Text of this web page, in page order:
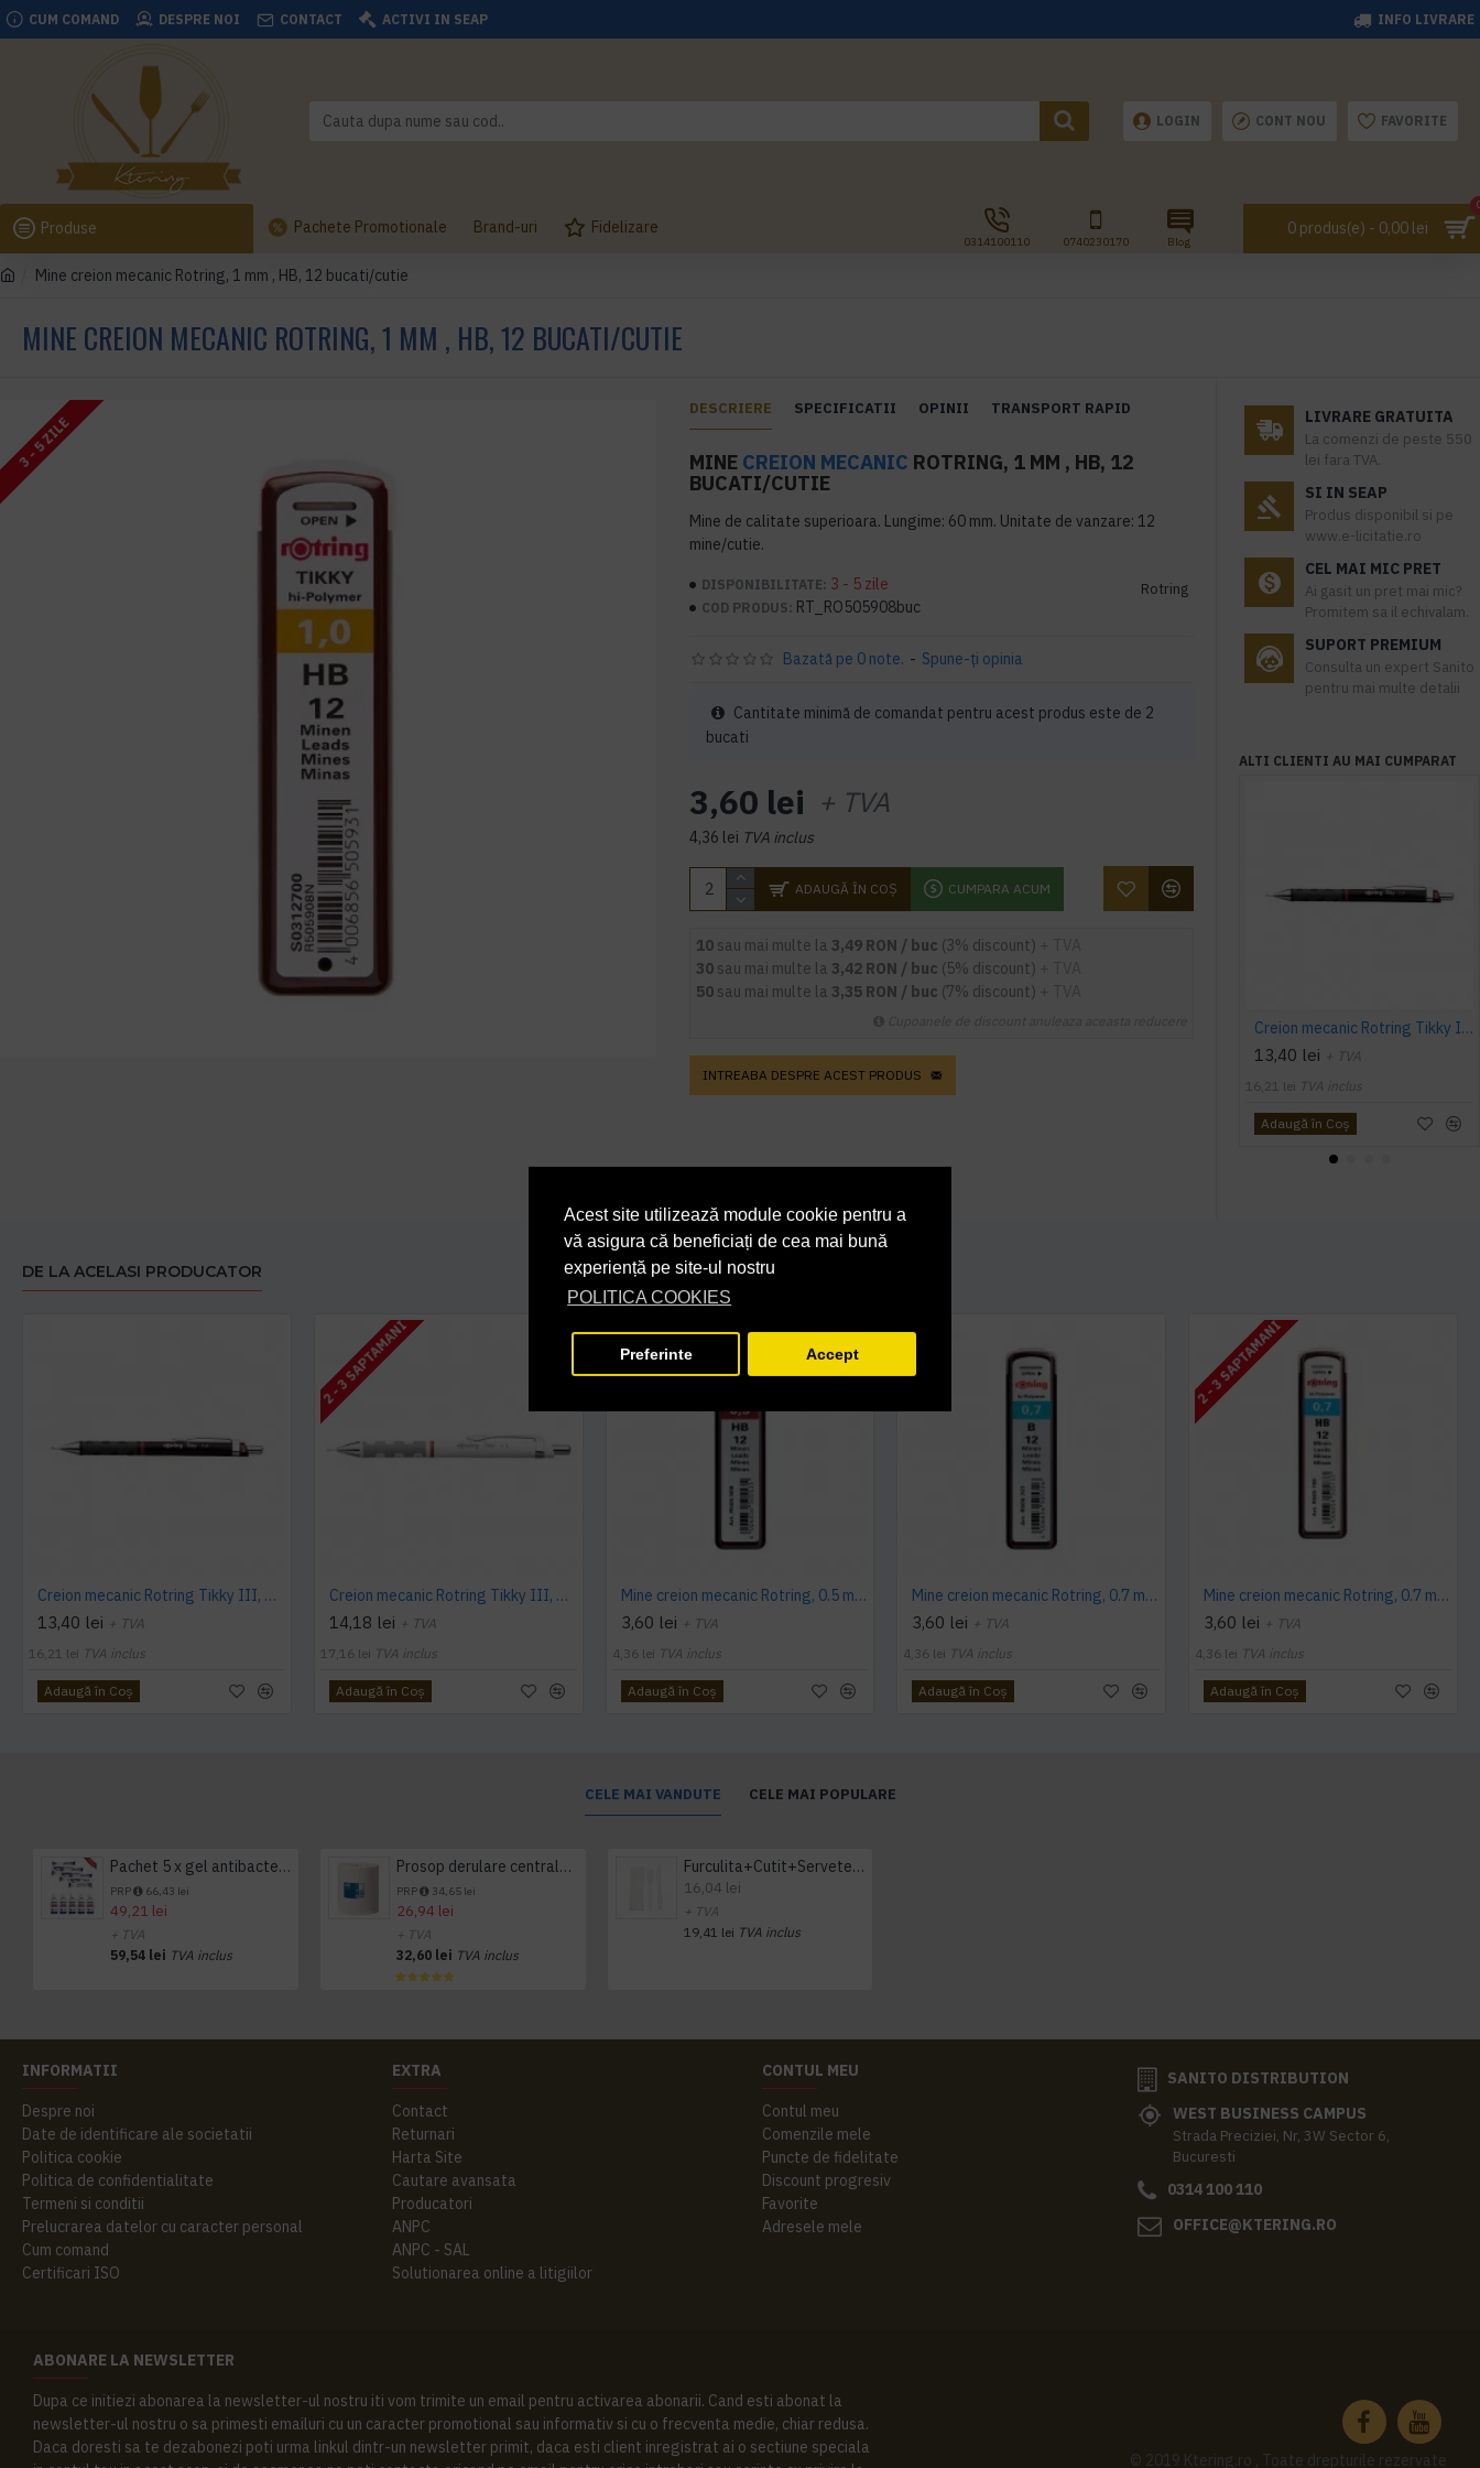
Acest site utilizează module cookie pentru a
vă asigura că beneficiați de cea mai bună
experiență pe site-ul nostru
POLITICA COOKIES
Preferinte Accept
CUM COMAND DESPRE NOI CONTACT ACTIVI IN SEAP INFO LIVRARE
LOGIN CONT NOU FAVORITE
Produse Pachete Promotionale Brand-uri Fidelizare
0314100110 0740230170 Blog
0 produs(e) - 0,00 lei
Mine creion mecanic Rotring, 1 mm , HB, 12 bucati/cutie
MINE CREION MECANIC ROTRING, 1 MM , HB, 12 BUCATI/CUTIE
3 - 5 ZILE
DESCRIERE SPECIFICATII OPINII TRANSPORT RAPID
MINE CREION MECANIC ROTRING, 1 MM , HB, 12
BUCATI/CUTIE
Mine de calitate superioara. Lungime: 60 mm. Unitate de vanzare: 12
mine/cutie.
DISPONIBILITATE: 3 - 5 zile
COD PRODUS: RT_RO505908buc
Rotring
Bazată pe 0 note. - Spune-ţi opinia
3,60 lei + TVA
4,36 lei TVA inclus
ADAUGĂ ÎN COŞ CUMPARA ACUM
Cantitate minimă de comandat pentru acest produs este de 2
bucati
10 sau mai multe la 3,49 RON / buc (3% discount)
30 sau mai multe la 3,42 RON / buc (5% discount)
50 sau mai multe la 3,35 RON / buc (7% discount)
INTREABA DESPRE ACEST PRODUS
LIVRARE GRATUITA
La comenzi de peste 550
lei fara TVA.
SI IN SEAP
Produs disponibil si pe
www.e-licitatie.ro
CEL MAI MIC PRET
Ai gasit un pret mai mic?
Promitem sa il echivalam.
SUPORT PREMIUM
Consulta un expert Sanito
pentru mai multe detalii
ALTI CLIENTI AU MAI CUMPARAT
Creion mecanic Rotring Tikky III, mina 1 mm, negru
13,40 lei + TVA
16,21 lei TVA inclus
Adaugă în Coş
DE LA ACELASI PRODUCATOR
Creion mecanic Rotring Tikky III, mina 1 mm, negru
13,40 lei + TVA
16,21 lei TVA inclus
Adaugă în Coş
2 - 3 SAPTAMANI
Creion mecanic Rotring Tikky III, mina 0.5 mm, alb
14,18 lei + TVA
17,16 lei TVA inclus
Adaugă în Coş
Mine creion mecanic Rotring, 0.5 mm , HB, 12 bucati/cutie
3,60 lei + TVA
4,36 lei TVA inclus
Adaugă în Coş
Mine creion mecanic Rotring, 0.7 mm , B, 12 bucati/cutie
3,60 lei + TVA
4,36 lei TVA inclus
Adaugă în Coş
2 - 3 SAPTAMANI
Mine creion mecanic Rotring, 0.7 mm , HB, 12 bucati/cutie
3,60 lei + TVA
4,36 lei TVA inclus
Adaugă în Coş
CELE MAI VANDUTE CELE MAI POPULARE
Pachet 5 x gel antibacterian 50ml si 3 x Servetele antibacteriene 48 buc Hygienium
PRP 66,43 lei
49,21 lei
+ TVA
59,54 lei TVA inclus
Prosop derulare centrala 1 pliu, 300 m Tork
PRP 34,65 lei
26,94 lei
+ TVA
32,60 lei TVA inclus
Furculita+Cutit+Servetel 100buc/set
16,04 lei
+ TVA
19,41 lei TVA inclus
INFORMATII
Despre noi
Date de identificare ale societatii
Politica cookie
Politica de confidentialitate
Termeni si conditii
Prelucrarea datelor cu caracter personal
Cum comand
Certificari ISO
EXTRA
Contact
Returnari
Harta Site
Cautare avansata
Producatori
ANPC
ANPC - SAL
Solutionarea online a litigiilor
CONTUL MEU
Contul meu
Comenzile mele
Puncte de fidelitate
Discount progresiv
Favorite
Adresele mele
SANITO DISTRIBUTION
WEST BUSINESS CAMPUS
Strada Preciziei, Nr, 3W Sector 6,
Bucuresti
0314 100 110
OFFICE@KTERING.RO
ABONARE LA NEWSLETTER
Dupa ce initiezi abonarea la newsletter-ul nostru iti vom trimite un email pentru activarea abonarii. Cand esti abonat la
newsletter-ul nostru o sa primesti emailuri cu un caracter promotional sau informativ si cu o frecventa medie, chiar redusa.
Daca doresti sa te dezabonezi poti urma linkul dintr-un newsletter primit, daca esti client inregistrat ai o sectiune speciala
© 2019 Ktering.ro , Toate drepturile rezervate